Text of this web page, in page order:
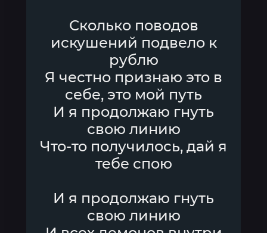
Сколько поводов
искушений подвело к
рублю
Я честно признаю это в
себе, это мой путь
И я продолжаю гнуть
свою линию
Что-то получилось, дай я
тебе спою
И я продолжаю гнуть
свою линию